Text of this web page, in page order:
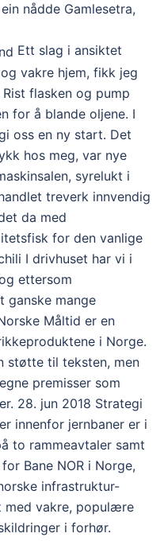
nådde Gamlesetra,
Ett slag i ansiktet
vakre hjem, fikk jeg
flasken og pump
for å blande oljene. I
oss en ny start. Det
hos meg, var nye
syrelukt i
treverk innvendig
da med
for den vanlige
I drivhuset har vi i
ettersom
ganske mange
Måltid er en
i Norge.
støtte til teksten, men
premisser som
28. jun 2018 Strategi
innenfor jernbaner er i
to rammeavtaler samt
Bane NOR i Norge,
infrastruktur-
med vakre, populære
i forhør.